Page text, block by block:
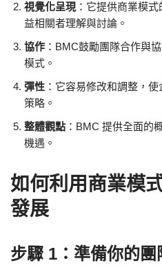
視覺化呈現 ：它提供商業模
益相關者理解與討論。
協作 ：BMC鼓勵團隊合作與
模式。
彈性 ：它容易修改和調整，
策略。
整體觀點 ：BMC 提供全面的
機遇。
如何利用商業模
發展
步驟 1：準備你的團